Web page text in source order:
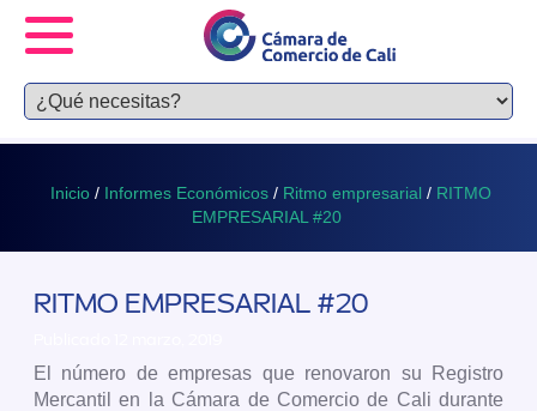
Inicio / Informes Económicos / Ritmo empresarial / RITMO
EMPRESARIAL #20
RITMO EMPRESARIAL #20
El número de empresas que renovaron su Registro
Mercantil en la Cámara de Comercio de Cali durante